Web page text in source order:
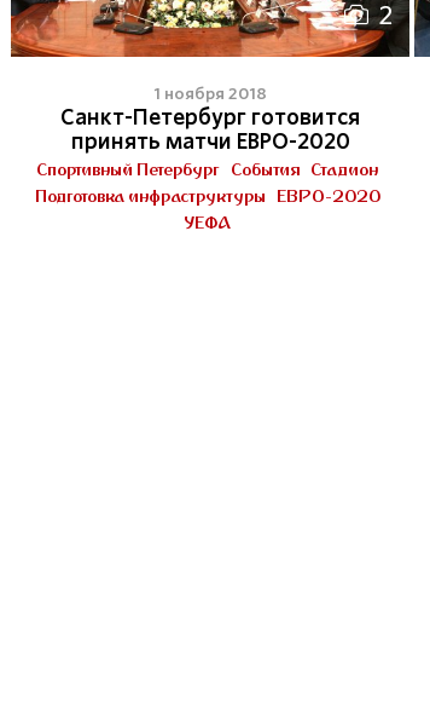
2
1 ноября 2018
Санкт-Петербург готовится
принять матчи ЕВРО-2020
Спортивный Петербург События Стадион
Подготовка инфраструктуры
ЕВРО-2020
УЕФА